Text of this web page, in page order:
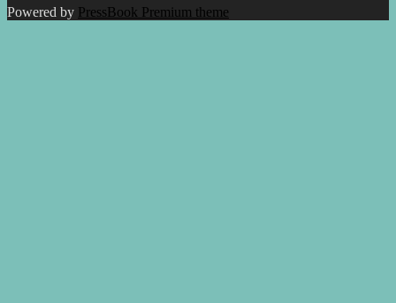
Powered by PressBook Premium theme